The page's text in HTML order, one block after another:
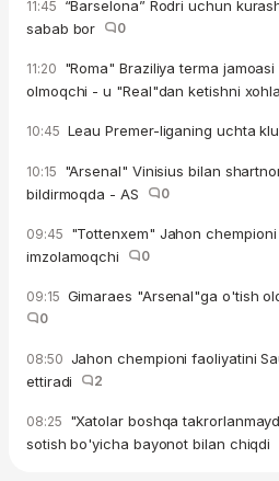
11:45 “Barselona” Rodri uchun
sabab bor
0
11:20 "Roma" Braziliya terma
olmoqchi - u "Real"dan ketishni
10:45 Leau Premer-liganing uchta
10:15 "Arsenal" Vinisius bilan
bildirmoqda - AS
0
09:45 "Tottenxem" Jahon
imzolamoqchi
0
09:15 Gimaraes "Arsenal"ga o'tish
0
08:50 Jahon chempioni faoliyatini
ettiradi
2
08:25 "Xatolar boshqa
sotish bo'yicha bayonot bilan chiqdi